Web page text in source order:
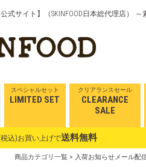
公式サイト】（SKINFOOD日本総代理店）
スペシャルセット
LIMITED SET
クリアランスセール
CLEARANCE
SALE
税込)お買い上げで送料無料
商品カテゴリ一覧 > 入荷お知らせメール配